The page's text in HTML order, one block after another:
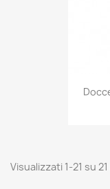
Visualizzati 1-21 su